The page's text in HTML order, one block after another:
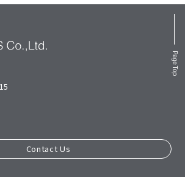
Page Top
Contact Us